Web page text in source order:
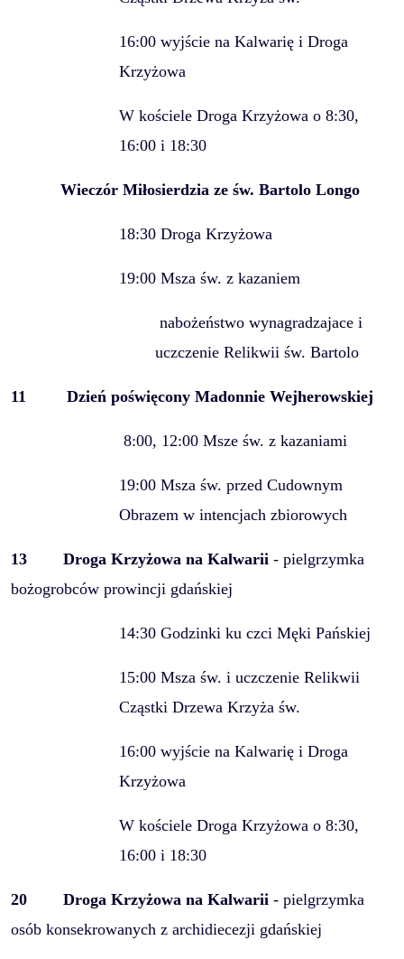
16:00 wyjście na Kalwarię i Droga
Krzyżowa
W kościele Droga Krzyżowa o 8:30,
16:00 i 18:30
Wieczór Miłosierdzia ze św. Bartolo Longo
18:30 Droga Krzyżowa
19:00 Msza św. z kazaniem
nabożeństwo wynagradzajace i
uczczenie Relikwii św. Bartolo
11 Dzień poświęcony Madonnie Wejherowskiej
8:00, 12:00 Msze św. z kazaniami
19:00 Msza św. przed Cudownym
Obrazem w intencjach zbiorowych
13 Droga Krzyżowa na Kalwarii - pielgrzymka
bożogrobców prowincji gdańskiej
14:30 Godzinki ku czci Męki Pańskiej
15:00 Msza św. i uczczenie Relikwii
Cząstki Drzewa Krzyża św.
16:00 wyjście na Kalwarię i Droga
Krzyżowa
W kościele Droga Krzyżowa o 8:30,
16:00 i 18:30
20 Droga Krzyżowa na Kalwarii - pielgrzymka
osób konsekrowanych z archidiecezji gdańskiej